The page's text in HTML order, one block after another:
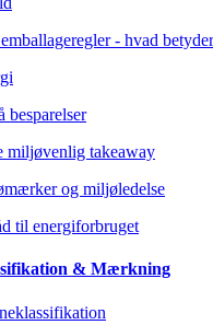
- hvad
besparelser
miljøvenlig takeaway
og miljøledelse
til energiforbruget
& Mærkning